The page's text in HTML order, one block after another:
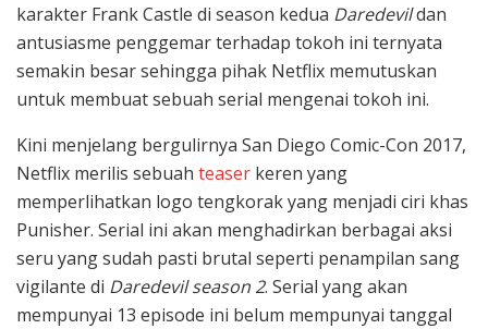
karakter Frank Castle di season kedua Daredevildan
antusiasme penggemar terhadap tokoh ini ternyata
semakin besar sehingga pihak Netflix memutuskan
untuk membuat sebuah serial mengenai tokoh ini.
Kini menjelang bergulirnya San Diego Comic-Con 2017,
Netflix merilis sebuah teaser keren yang
memperlihatkan logo tengkorak yang menjadi ciri khas
Punisher. Serial ini akan menghadirkan berbagai aksi
seru yang sudah pasti brutal seperti penampilan sang
vigilante di Daredevil season 2. Serial yang akan
mempunyai 13 episode ini belum mempunyai tanggal